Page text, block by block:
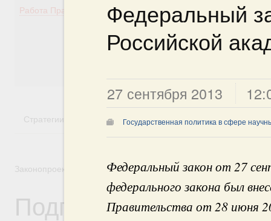
Федеральный
Российской
27 сентября 2013
Государственная политика в сфере
Федеральный закон от 27
федерального закона был
Правительства от 28 июня
Работа Правительства
Демография
Здоровье
Образование
Культура
Стратегии Государственные программы
Законопроектная деятельность
Подписанные